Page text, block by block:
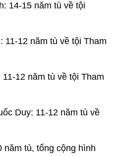
14-15 năm tù về tội
11-12 năm tù về tội Tham
12 năm tù về tội Tham
Duy: 11-12 năm tù về
năm tù, tổng cộng hình